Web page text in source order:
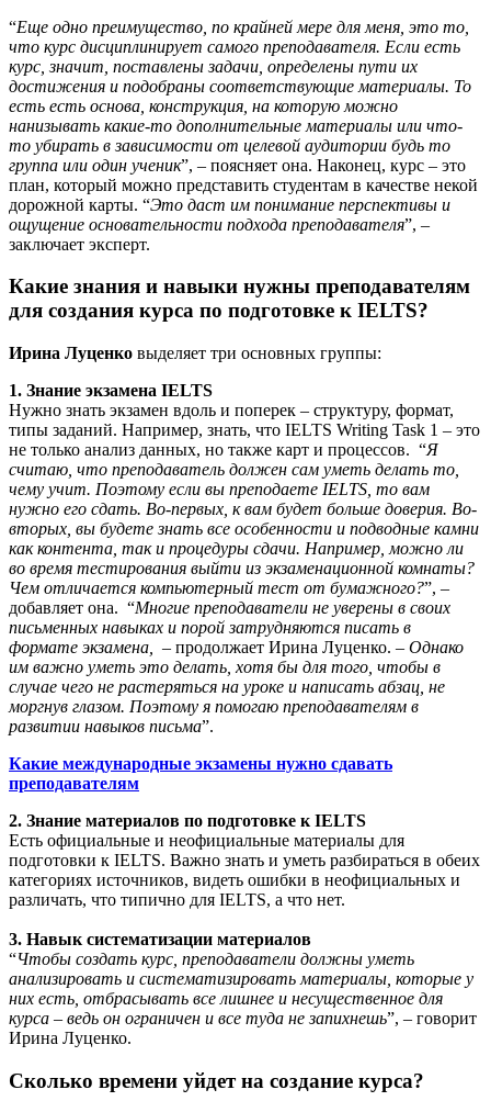
“Еще одно преимущество, по крайней мере для меня, это то,
что курс дисциплинирует самого преподавателя. Если есть
курс, значит, поставлены задачи, определены пути их
достижения и подобраны соответствующие материалы. То
есть есть основа, конструкция, на которую можно
нанизывать какие-то дополнительные материалы или что-
то убирать в зависимости от целевой аудитории будь то
группа или один ученик”, – поясняет она. Наконец, курс – это
план, который можно представить студентам в качестве некой
дорожной карты. “Это даст им понимание перспективы и
ощущение основательности подхода преподавателя”, –
заключает эксперт.
Какие знания и навыки нужны преподавателям
для создания курса по подготовке к IELTS?
Ирина Луценко выделяет три основных группы:
1. Знание экзамена IELTS
Нужно знать экзамен вдоль и поперек – структуру, формат,
типы заданий. Например, знать, что IELTS Writing Task 1 – это
не только анализ данных, но также карт и процессов. “Я
считаю, что преподаватель должен сам уметь делать то,
чему учит. Поэтому если вы преподаете IELTS, то вам
нужно его сдать. Во-первых, к вам будет больше доверия. Во-
вторых, вы будете знать все особенности и подводные камни
как контента, так и процедуры сдачи. Например, можно ли
во время тестирования выйти из экзаменационной комнаты?
Чем отличается компьютерный тест от бумажного?”, –
добавляет она. “Многие преподаватели не уверены в своих
письменных навыках и порой затрудняются писать в
формате экзамена,
– продолжает Ирина Луценко. – Однако
им важно уметь это делать, хотя бы для того, чтобы в
случае чего не растеряться на уроке и написать абзац, не
моргнув глазом. Поэтому я помогаю преподавателям в
развитии навыков письма”.
Какие международные экзамены нужно сдавать
преподавателям
2. Знание материалов по подготовке к IELTS
Есть официальные и неофициальные материалы для
подготовки к IELTS. Важно знать и уметь разбираться в обеих
категориях источников, видеть ошибки в неофициальных и
различать, что типично для IELTS, а что нет.
3. Навык систематизации материалов
“Чтобы создать курс, преподаватели должны уметь
анализировать и систематизировать материалы, которые у
них есть, отбрасывать все лишнее и несущественное для
курса – ведь он ограничен и все туда не запихнешь”, – говорит
Ирина Луценко.
Сколько времени уйдет на создание курса?